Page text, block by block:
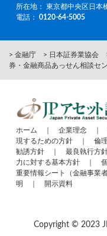
所在地： 東京都中央区日本
電話： 0120-64-5005
> 金融庁 > 日本証券業協会
券・金融商品あっせん相談セ
ホーム 企業理念
現するための方針
倫
勧誘方針
最良執行方
力に対する基本方針
重要情報シート（金融事業者
明
開示資料
Copyright © 2023